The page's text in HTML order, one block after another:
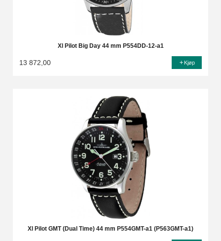
Xl Pilot Big Day 44 mm P554DD-12-a1
13 872,00 Kjøp
Xl Pilot GMT (Dual Time) 44 mm P554GMT-a1 (P563GMT-a1)